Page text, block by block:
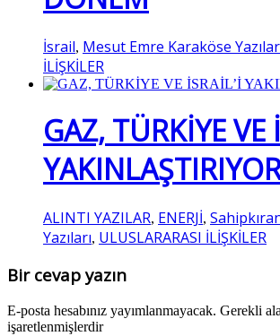
İsrail, Mesut Emre Karaköse
İLİŞKİLER
GAZ, TÜRKİYE VE
ALINTI YAZILAR, ENERJİ,
Yazıları, ULUSLARARASI İLİŞKİLER
Bir cevap yazın
E-posta hesabınız yayımlanmayacak. Gerekli
işaretlenmişlerdir